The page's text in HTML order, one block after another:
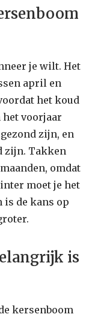
je wilt. Het
april en
het koud
voorjaar
zijn, en
zijn. Takken
omdat
moet je het
is de kans op
is
kersenboom